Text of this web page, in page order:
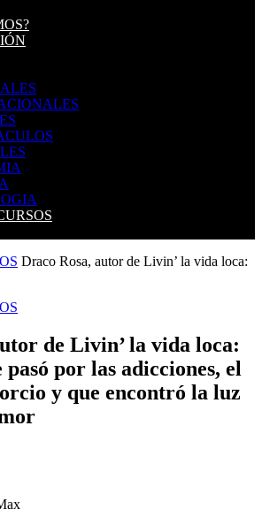
Draco Rosa, autor de Livin’ la vida loca:
de Livin’ la vida loca:
por las adicciones, el
y que encontró la luz